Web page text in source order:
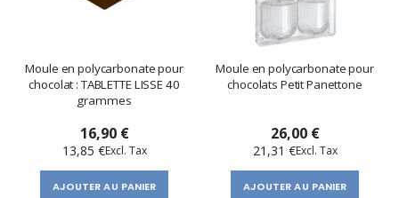
Moule en polycarbonate pour
chocolat : TABLETTE LISSE 40
grammes
16,90 €
13,85 €
AJOUTER AU PANIER
Moule en polycarbonate pour
chocolats Petit Panettone
26,00 €
21,31 €
AJOUTER AU PANIER